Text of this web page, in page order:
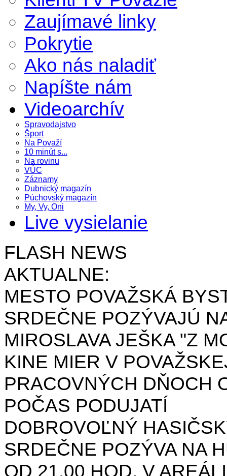
Zaujímavé linky
Pokrytie
Ako nás naladiť
Napíšte nám
Videoarchív
Spravodajstvo
Šport
Na Považí
10 minút s...
Na rovinu
VÚC
Záznamy
Dubnický magazín
Púchovský magazín
My, Vy, Oni
Live vysielanie
FLASH NEWS
AKTUALNE:
MESTO POVAŽSKÁ
SRDEČNE POZÝVAJÚ
MIROSLAVA JEŠKA "Z
KINE MIER V
PRACOVNÝCH DŇOCH
POČAS PODUJATÍ
DOBROVOĽNÝ
SRDEČNE POZÝVA NA
OD 21.00 HOD. V